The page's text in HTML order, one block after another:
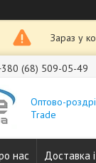
Зараз у
(68) 509-05-49
Оптово-
Trade
нас Доставка